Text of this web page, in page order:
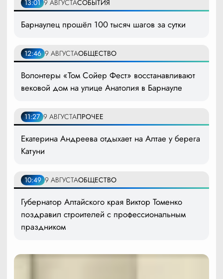
13:01 9 АВГУСТАСОБЫТИЯ
Барнаулец прошёл 100 тысяч шагов за сутки
12:46 9 АВГУСТАОБЩЕСТВО
Волонтеры «Том Сойер Фест» восстанавливают
вековой дом на улице Анатолия в Барнауле
11:27 9 АВГУСТАПРОЧЕЕ
Екатерина Андреева отдыхает на Алтае у берега
Катуни
10:49 9 АВГУСТАОБЩЕСТВО
Губернатор Алтайского края Виктор Томенко
поздравил строителей с профессиональным
праздником